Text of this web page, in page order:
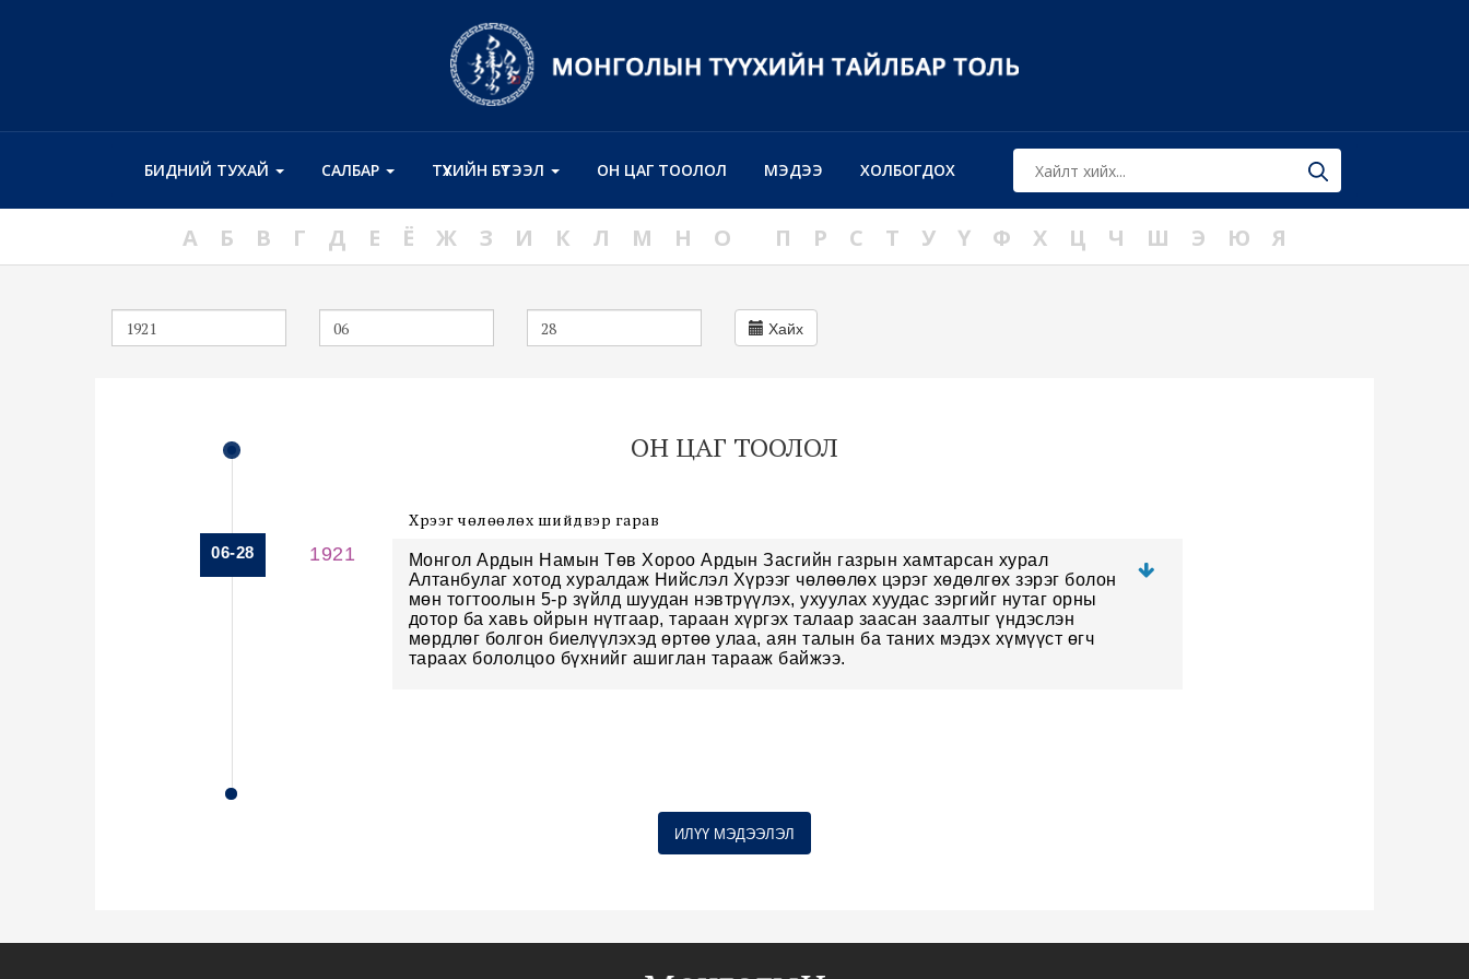
БИДНИЙ ТУХАЙ САЛБАР ТҮҮХИЙН БҮТЭЭЛ ОН ЦАГ ТООЛОЛ МЭДЭЭ ХОЛБОГДОХ
А Б В Г Д Е Ё Ж З И К Л М Н О П Р С Т У Ү Ф Х Ц Ч Ш Э Ю Я
Хайх
ОН ЦАГ ТООЛОЛ
06-28 1921
Хүрээг чөлөөлөх шийдвэр гарав
Монгол Ардын Намын Төв Хороо Ардын Засгийн газрын хамтарсан хурал
Алтанбулаг хотод хуралдаж Нийслэл Хүрээг чөлөөлөх цэрэг хөдөлгөх зэрэг болон
мөн тогтоолын 5-р зүйлд шуудан нэвтрүүлэх, ухуулах хуудас зэргийг нутаг орны
дотор ба хавь ойрын нүтгаар, тараан хүргэх талаар заасан заалтыг үндэслэн
мөрдлөг болгон биелүүлэхэд өртөө улаа, аян талын ба таних мэдэх хүмүүст өгч
тараах бололцоо бүхнийг ашиглан тарааж байжээ.
ИЛҮҮ МЭДЭЭЛЭЛ